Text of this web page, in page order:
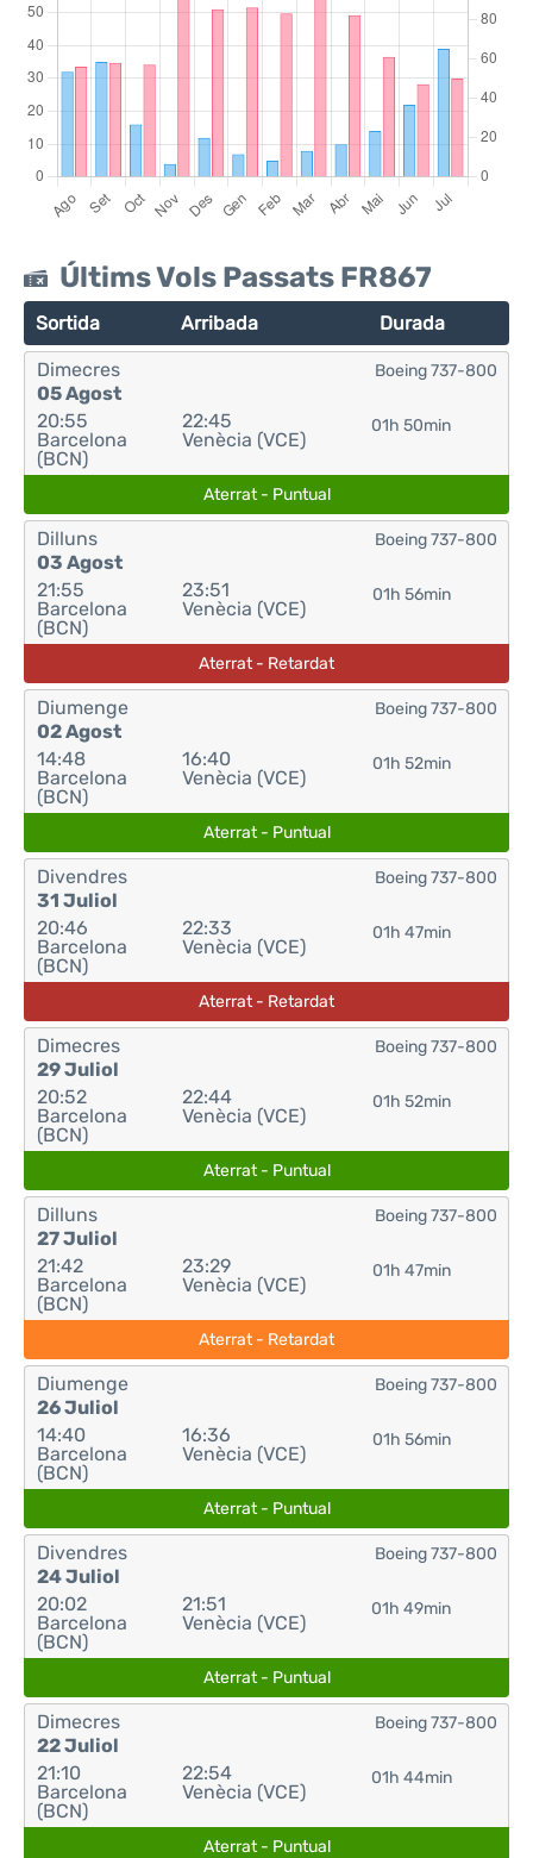
Últims Vols Passats FR867
Sortida Arribada Durada
Dimecres
05 Agost
20:55
Barcelona
(BCN)
22:45
Venècia (VCE)
01h 50min
Boeing 737-800
Aterrat - Puntual
Dilluns
03 Agost
21:55
Barcelona
(BCN)
23:51
Venècia (VCE)
01h 56min
Boeing 737-800
Aterrat - Retardat
Diumenge
02 Agost
14:48
Barcelona
(BCN)
16:40
Venècia (VCE)
01h 52min
Boeing 737-800
Aterrat - Puntual
Divendres
31 Juliol
20:46
Barcelona
(BCN)
22:33
Venècia (VCE)
01h 47min
Boeing 737-800
Aterrat - Retardat
Dimecres
29 Juliol
20:52
Barcelona
(BCN)
22:44
Venècia (VCE)
01h 52min
Boeing 737-800
Aterrat - Puntual
Dilluns
27 Juliol
21:42
Barcelona
(BCN)
23:29
Venècia (VCE)
01h 47min
Boeing 737-800
Aterrat - Retardat
Diumenge
26 Juliol
14:40
Barcelona
(BCN)
16:36
Venècia (VCE)
01h 56min
Boeing 737-800
Aterrat - Puntual
Divendres
24 Juliol
20:02
Barcelona
(BCN)
21:51
Venècia (VCE)
01h 49min
Boeing 737-800
Aterrat - Puntual
Dimecres
22 Juliol
21:10
Barcelona
(BCN)
22:54
Venècia (VCE)
01h 44min
Boeing 737-800
Aterrat - Puntual